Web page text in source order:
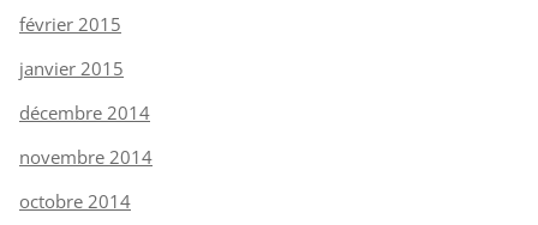
février 2015
janvier 2015
décembre 2014
novembre 2014
octobre 2014